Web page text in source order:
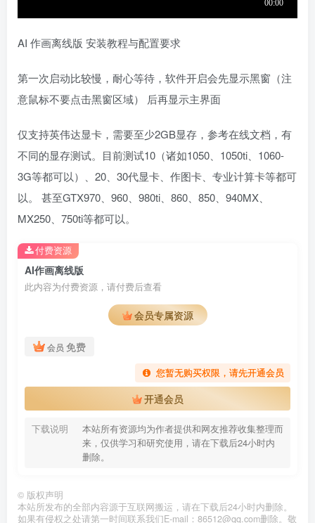
AI 作画离线版 安装教程与配置要求
第一次启动比较慢，耐心等待，软件开启会先显示黑窗（注
意鼠标不要点击黑窗区域） 后再显示主界面
仅支持英伟达显卡，需要至少2GB显存，参考在线文档，有
不同的显存测试。目前测试10（诸如1050、1050ti、1060-
3G等都可以）、20、30代显卡、作图卡、专业计算卡等都可
以。 甚至GTX970、960、980ti、860、850、940MX、
MX250、750ti等都可以。
AI作画离线版
此内容为付费资源，请付费后查看
会员专属资源
会员 免费
您暂无购买权限，请先开通会员
开通会员
下载说明
本站所有资源均为作者提供和网友推荐收集整理而
来，仅供学习和研究使用，请在下载后24小时内
删除。
付费资源
© 版权声明
本站所发布的全部内容源于互联网搬运，请在下载后24小时内删除。
如果有侵权之处请第一时间联系我们E-mail：86512@qq.com删除。敬